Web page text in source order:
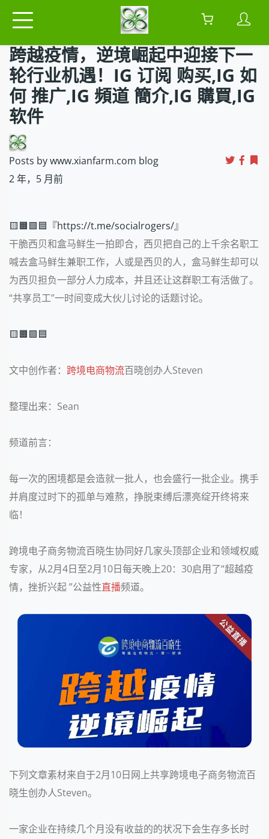
跨越疫情，逆境崛起中迎接下一
轮行业机遇！IG 订阅 购买,IG 如
何 推广,IG 頻道 簡介,IG 購買,IG
软件
Posts by www.xianfarm.com blog
2 年，5 月前
🟨🟧🟩🟦『https://t.me/socialrogers/』
干脆西贝和盒马鲜生一拍即合，西贝把自己的上千余名职工
喊去盒马鲜生兼职工作，人或是西贝的人，盒马鲜生却可以
为西贝担负一部分人力成本，并且还让这群职工有活做了。
“共享员工”一时间变成大伙儿讨论的话题讨论。
🟨🟧🟩🟦
文中创作者： 跨境电商物流百晓创办人Steven
整理出来：Sean
频道前言：
每一次的困境都是会造就一批人，也会盛行一批企业。携手
并肩度过时下的孤单与难熬，挣脱束缚后漂亮绽开终将来
临！
跨境电子商务物流百晓生协同好几家头顶部企业和领域权威
专家，从2月4日至2月10日每天晚上20：30启用了“超越疫
情，挫折兴起 ”公益性直播频道。
下列文章素材来自于2月10日网上共享跨境电子商务物流百
晓生创办人Steven。
一家企业在持续几个月没有收益的的状况下会生存多长时